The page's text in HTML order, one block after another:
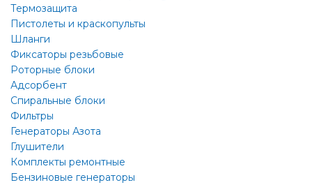
Термозащита
Пистолеты и краскопульты
Шланги
Фиксаторы резьбовые
Роторные блоки
Адсорбент
Спиральные блоки
Фильтры
Генераторы Азота
Глушители
Комплекты ремонтные
Бензиновые генераторы